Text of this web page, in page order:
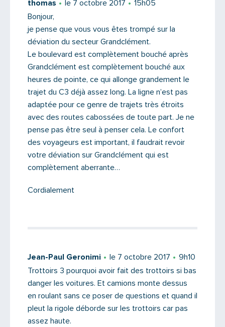
thomas le 7 octobre 2017
15h05
Bonjour,
je pense que vous vous êtes trompé sur la
déviation du secteur Grandclément.
Le boulevard est complètement bouché après
Grandclément est complètement bouché aux
heures de pointe, ce qui allonge grandement le
trajet du C3 déjà assez long. La ligne n’est pas
adaptée pour ce genre de trajets très étroits
avec des routes cabossées de toute part. Je ne
pense pas être seul à penser cela. Le confort
des voyageurs est important, il faudrait revoir
votre déviation sur Grandclément qui est
complètement aberrante…
Cordialement
Jean-Paul Geronimi le 7 octobre 2017
9h10
Trottoirs 3 pourquoi avoir fait des trottoirs si bas
danger les voitures. Et camions monte dessus
en roulant sans ce poser de questions et quand il
pleut la rigole déborde sur les trottoirs car pas
assez haute.